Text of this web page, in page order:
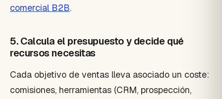
comercial B2B.
5. Calcula el presupuesto y decide qué
recursos necesitas
Cada objetivo de ventas lleva asociado un coste:
comisiones, herramientas (CRM, prospección,